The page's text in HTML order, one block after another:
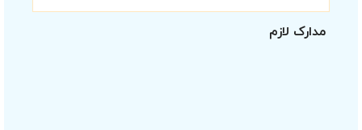
مدارک لازم